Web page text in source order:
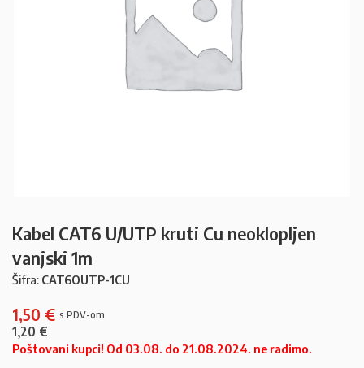
Kabel CAT6 U/UTP kruti Cu neoklopljen
vanjski 1m
Šifra: CAT6OUTP-1CU
1,50 €
1,20 €
Poštovani kupci! Od 03.08. do 21.08.2024. ne radimo.